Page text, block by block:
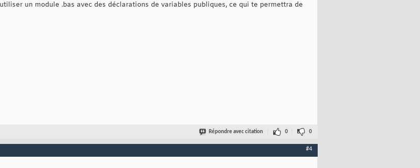
un module .bas avec des déclarations de variables publiques, ce qui te permettra de
Répondre avec citation 0 0
#4